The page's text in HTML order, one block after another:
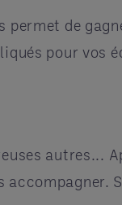
permet de
pour vos
autres...
accompagner.